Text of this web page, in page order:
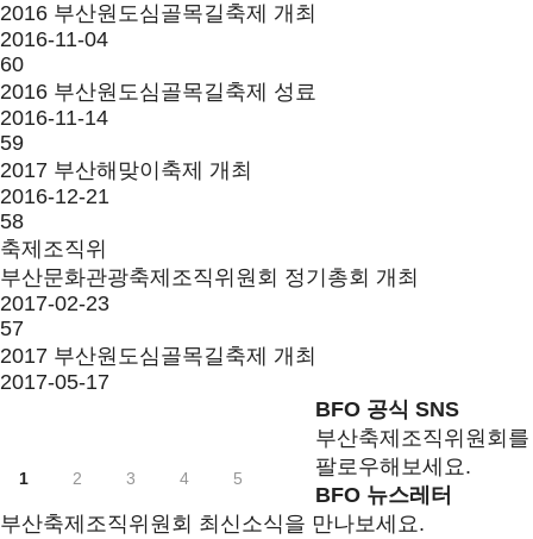
2016 부산원도심골목길축제 개최
2016-11-04
60
2016 부산원도심골목길축제 성료
2016-11-14
59
2017 부산해맞이축제 개최
2016-12-21
58
축제조직위
부산문화관광축제조직위원회 정기총회 개최
2017-02-23
57
2017 부산원도심골목길축제 개최
2017-05-17
1 2 3 4 5
BFO 공식 SNS
부산축제조직위원회를
팔로우해보세요.
BFO 뉴스레터
부산축제조직위원회 최신소식을 만나보세요.